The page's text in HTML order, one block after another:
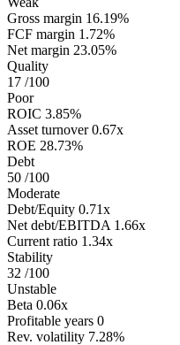
Gross margin 16.19%
FCF margin 1.72%
Net margin 23.05%
Quality
17 /100
Poor
ROIC 3.85%
Asset turnover 0.67x
ROE 28.73%
Debt
50 /100
Moderate
Debt/Equity 0.71x
Net debt/EBITDA 1.66x
Current ratio 1.34x
Stability
32 /100
Unstable
Beta 0.06x
Profitable years 0
Rev. volatility 7.28%